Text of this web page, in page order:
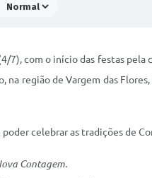
com o início das festas pela
na região de Vargem das
celebrar as tradições de
Contagem.